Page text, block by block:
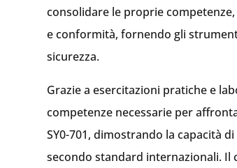
consolidare le proprie
e conformità, fornendo gli
sicurezza.
Grazie a esercitazioni pratiche e
competenze necessarie per
SY0-701, dimostrando la capacità
secondo standard internazionali. Il